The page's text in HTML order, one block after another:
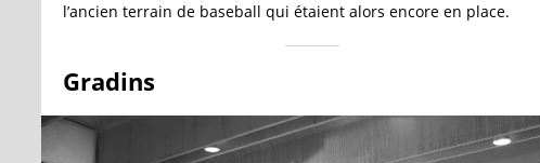
l’ancien terrain de baseball qui étaient alors encore en place.
Gradins